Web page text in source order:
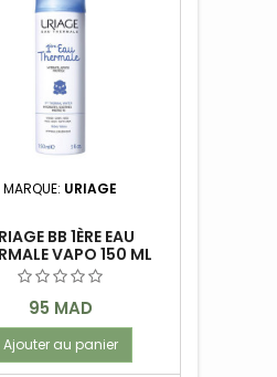
MARQUE: URIAGE
BB 1ÈRE EAU
VAPO 150 ML
Prix
95 MAD
Ajouter au panier